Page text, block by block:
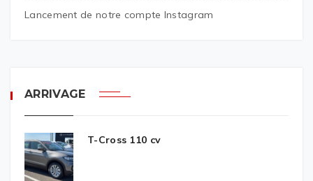
Lancement de notre compte Instagram
ARRIVAGE
T-Cross 110 cv